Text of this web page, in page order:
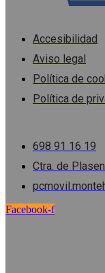
Accesibilidad
Aviso legal
Política de
Política de
698 91 16 19
Ctra. de
Facebook-f